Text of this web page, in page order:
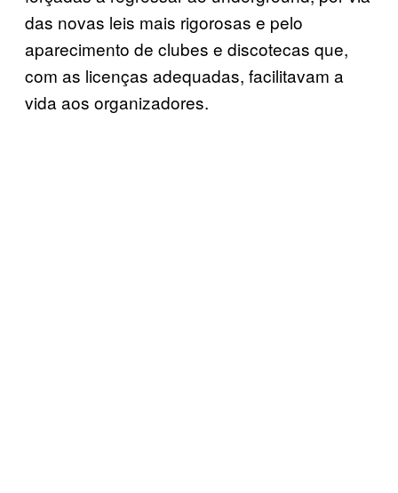
das novas leis mais rigorosas e pelo
aparecimento de clubes e discotecas que,
com as licenças adequadas, facilitavam a
vida aos organizadores.